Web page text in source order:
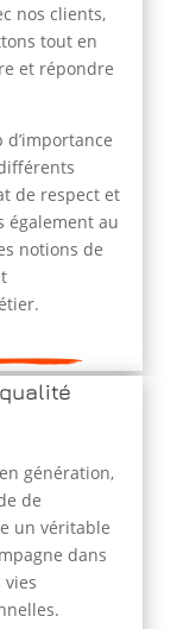
nos clients,
tout en
et répondre
de respect et
également au
notions de
génération,
de
un véritable
dans
vies